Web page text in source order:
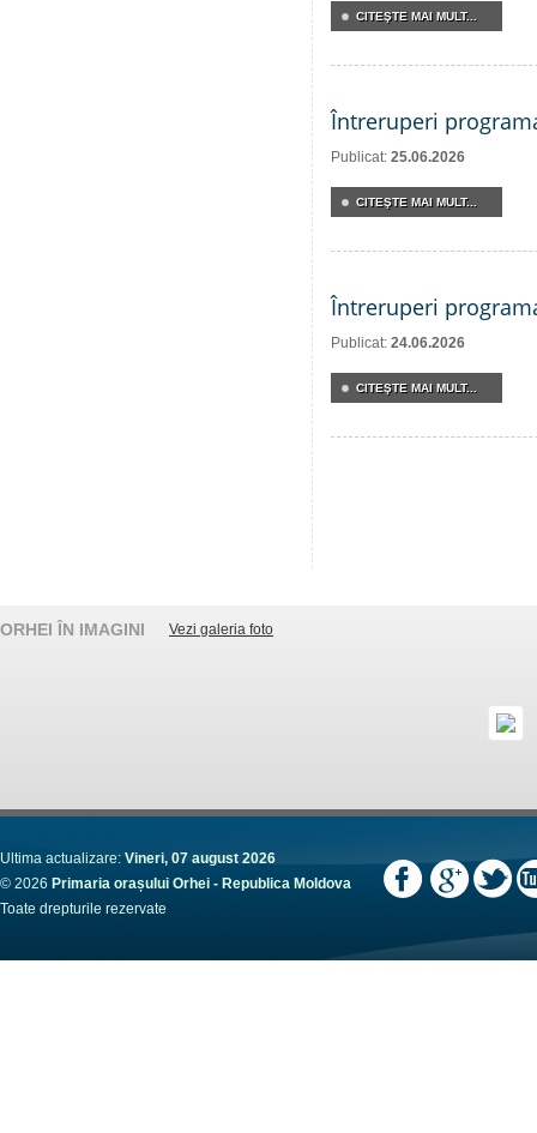
CITEŞTE MAI MULT...
Întreruperi
Publicat: 25.06.2026
CITEŞTE MAI MULT...
Întreruperi
Publicat: 24.06.2026
CITEŞTE MAI MULT...
ORHEI ÎN IMAGINI Vezi galeria foto
Ultima actualizare: Vineri, 07 august 2026
© 2026 Primaria orașului Orhei - Republica Moldova
Toate drepturile rezervate